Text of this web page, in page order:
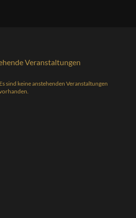
Veranstaltungen
Es sind keine anstehenden Veranstaltungen